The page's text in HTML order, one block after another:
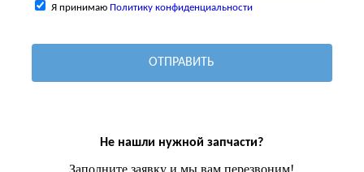
Я принимаю Политику конфиденциальности
ОТПРАВИТЬ
Не нашли нужной запчасти?
Заполните заявку и мы вам перезвоним!